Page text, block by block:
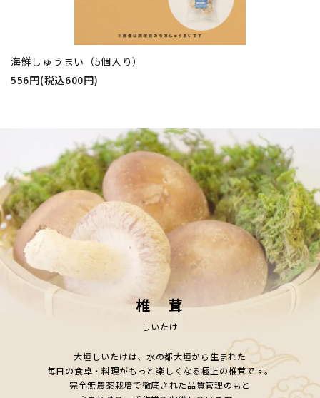
海鮮しゅうまい（5個入り）
556円(税込600円)
椎 茸
しいたけ
大垣しいたけは、水の都大垣から生まれた
毎日の食卓・料理がもっと楽しくなる極上の椎茸です。
完全無農薬栽培で徹底された品質管理のもと